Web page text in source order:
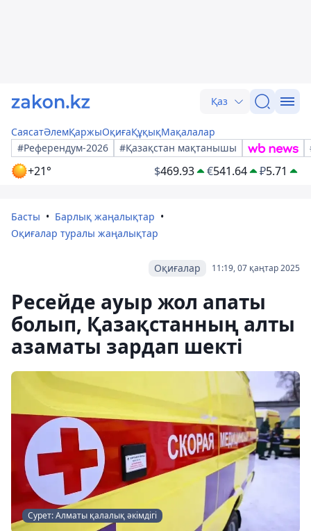
Қаз
СаясатӘлемҚаржыОқиғаҚұқықМақалалар
#Референдум-2026
#Қазақстан мақтанышы
+21° $469.93 €541.64 ₽5.71
Басты
Барлық жаңалықтар
Оқиғалар туралы жаңалықтар
11:19, 07 қаңтар 2025
Оқиғалар
Ресейде ауыр жол апаты
болып, Қазақстанның алты
азаматы зардап шекті
Сурет: Алматы қалалық әкімдігі